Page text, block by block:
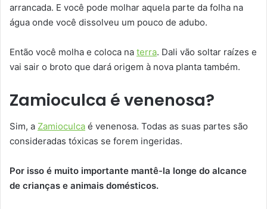
arrancada. E você pode molhar aquela parte da folha na
água onde você dissolveu um pouco de adubo.
Então você molha e coloca na terra. Dali vão soltar raízes e
vai sair o broto que dará origem à nova planta também.
Zamioculca é venenosa?
Sim, a Zamioculca é venenosa. Todas as suas partes são
consideradas tóxicas se forem ingeridas.
Por isso é muito importante mantê-la longe do alcance
de crianças e animais domésticos.